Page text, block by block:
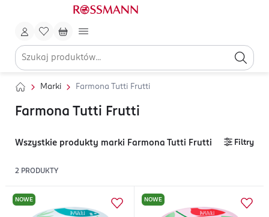
Marki Farmona Tutti Frutti
Farmona Tutti Frutti
Wszystkie produkty marki Farmona Tutti Frutti Filtry
2 PRODUKTY
NOWE NOWE